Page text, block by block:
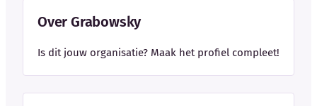
Over Grabowsky
Is dit jouw organisatie? Maak het profiel compleet!